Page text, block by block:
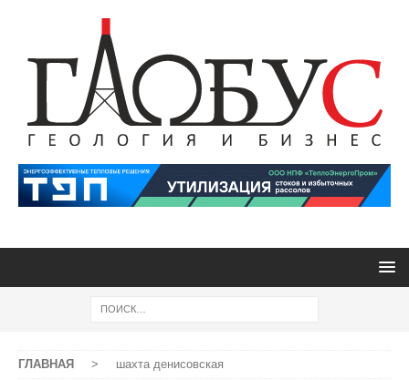
ГЛАВНАЯ > шахта денисовская